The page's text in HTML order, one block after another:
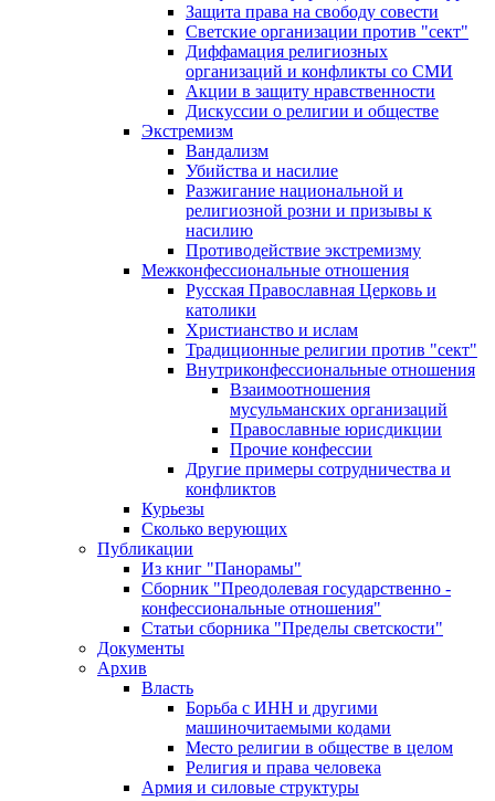
Защита права на свободу совести
Светские организации против "сект"
Диффамация религиозных
организаций и конфликты со СМИ
Акции в защиту нравственности
Дискуссии о религии и обществе
Экстремизм
Вандализм
Убийства и насилие
Разжигание национальной и
религиозной розни и призывы к
насилию
Противодействие экстремизму
Межконфессиональные отношения
Русская Православная Церковь и
католики
Христианство и ислам
Традиционные религии против "сект"
Внутриконфессиональные отношения
Взаимоотношения
мусульманских организаций
Православные юрисдикции
Прочие конфессии
Другие примеры сотрудничества и
конфликтов
Курьезы
Сколько верующих
Публикации
Из книг "Панорамы"
Сборник "Преодолевая государственно -
конфессиональные отношения"
Статьи сборника "Пределы светскости"
Документы
Архив
Власть
Борьба с ИНН и другими
машиночитаемыми кодами
Место религии в обществе в целом
Религия и права человека
Армия и силовые структуры